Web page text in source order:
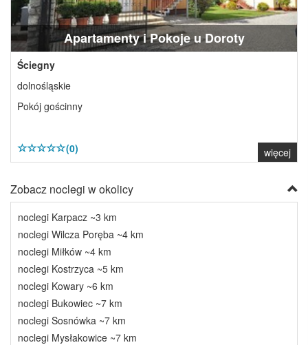
Apartamenty i Pokoje u Doroty
Ściegny
dolnośląskie
Pokój gościnny
(0) więcej
Zobacz noclegi w okolicy
noclegi Karpacz ~3 km
noclegi Wilcza Poręba ~4 km
noclegi Miłków ~4 km
noclegi Kostrzyca ~5 km
noclegi Kowary ~6 km
noclegi Bukowiec ~7 km
noclegi Sosnówka ~7 km
noclegi Mysłakowice ~7 km